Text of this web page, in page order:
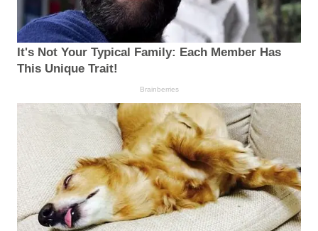
It's Not Your Typical Family: Each Member Has
This Unique Trait!
Brainberries